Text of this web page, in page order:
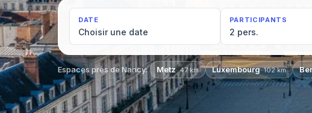
DATE
Choisir une date
PARTICIPANTS
2 pers.
Espaces près de Nancy: Metz·47km Luxembourg·102km